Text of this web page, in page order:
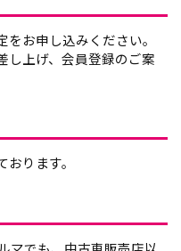
お申し込みください。
し上げ、会員登録のご案
ります。